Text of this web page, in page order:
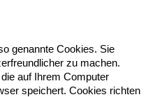
genannte Cookies. Sie
zu machen.
auf Ihrem Computer
speichert. Cookies richten